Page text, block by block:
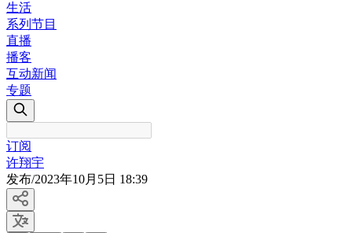
生活
系列节目
直播
播客
互动新闻
专题
订阅
许翔宇
发布/2023年10月5日 18:39